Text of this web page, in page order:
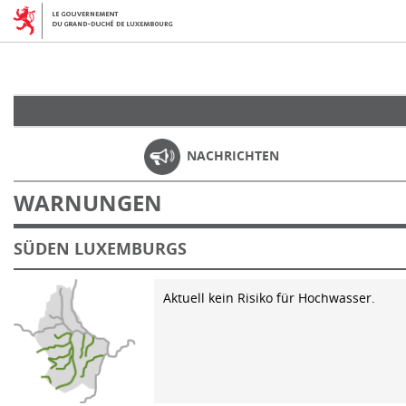
NACHRICHTEN
WARNUNGEN
SÜDEN LUXEMBURGS
Aktuell kein Risiko für Hochwasser.